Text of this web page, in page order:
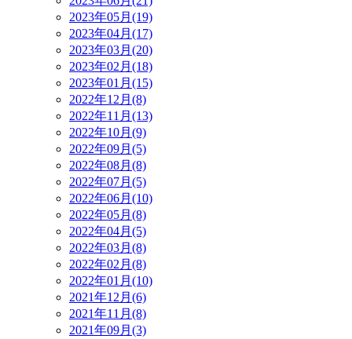
2023年05月(19)
2023年04月(17)
2023年03月(20)
2023年02月(18)
2023年01月(15)
2022年12月(8)
2022年11月(13)
2022年10月(9)
2022年09月(5)
2022年08月(8)
2022年07月(5)
2022年06月(10)
2022年05月(8)
2022年04月(5)
2022年03月(8)
2022年02月(8)
2022年01月(10)
2021年12月(6)
2021年11月(8)
2021年09月(3)